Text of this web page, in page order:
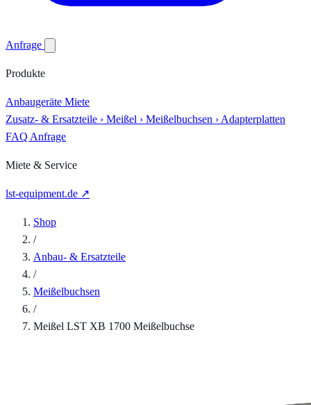
Anfrage
Produkte
Anbaugeräte Miete
Zusatz- & Ersatzteile › Meißel › Meißelbuchsen › Adapterplatten
FAQ Anfrage
Miete & Service
lst-equipment.de ↗
Shop
/
Anbau- & Ersatzteile
/
Meißelbuchsen
/
Meißel LST XB 1700 Meißelbuchse